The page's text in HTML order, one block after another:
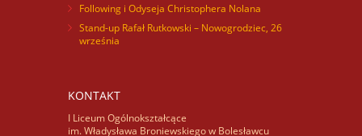
Following i Odyseja Christophera Nolana
Stand-up Rafał Rutkowski – Nowogrodziec, 26
września
KONTAKT
I Liceum Ogólnokształcące
im. Władysława Broniewskiego w Bolesławcu